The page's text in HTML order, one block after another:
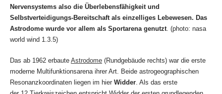
Nervensystems also die Überlebensfähigkeit und
Selbstverteidigungs-Bereitschaft als einzelliges Lebewesen. Das
Astrodome wurde vor allem als Sportarena genutzt (photo: nasa
world wind 1.3.5)
Das ab 1962 erbaute Astrodome (Rundgebäude rechts) war die erste
moderne Multifunktionsarena ihrer Art. Beide astrogeographischen
Resonanzkoordinaten liegen im hier Widder . Als das erste